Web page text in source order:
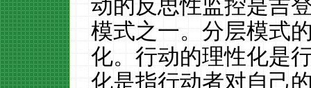
动的反思性监控是吉
模式之一。分层模式
化。行动的理性化是
化是指行动者对自己